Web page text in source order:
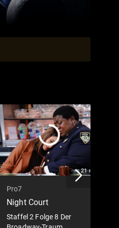
21min
Pro7
Night Court
Staffel 2 Folge 8 Der